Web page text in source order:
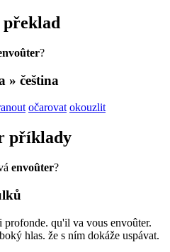
překlad
?
» čeština
očarovat okouzlit
příklady
envoûter?
profonde. qu'il va vous envoûter.
hlas. že s ním dokáže uspávat.